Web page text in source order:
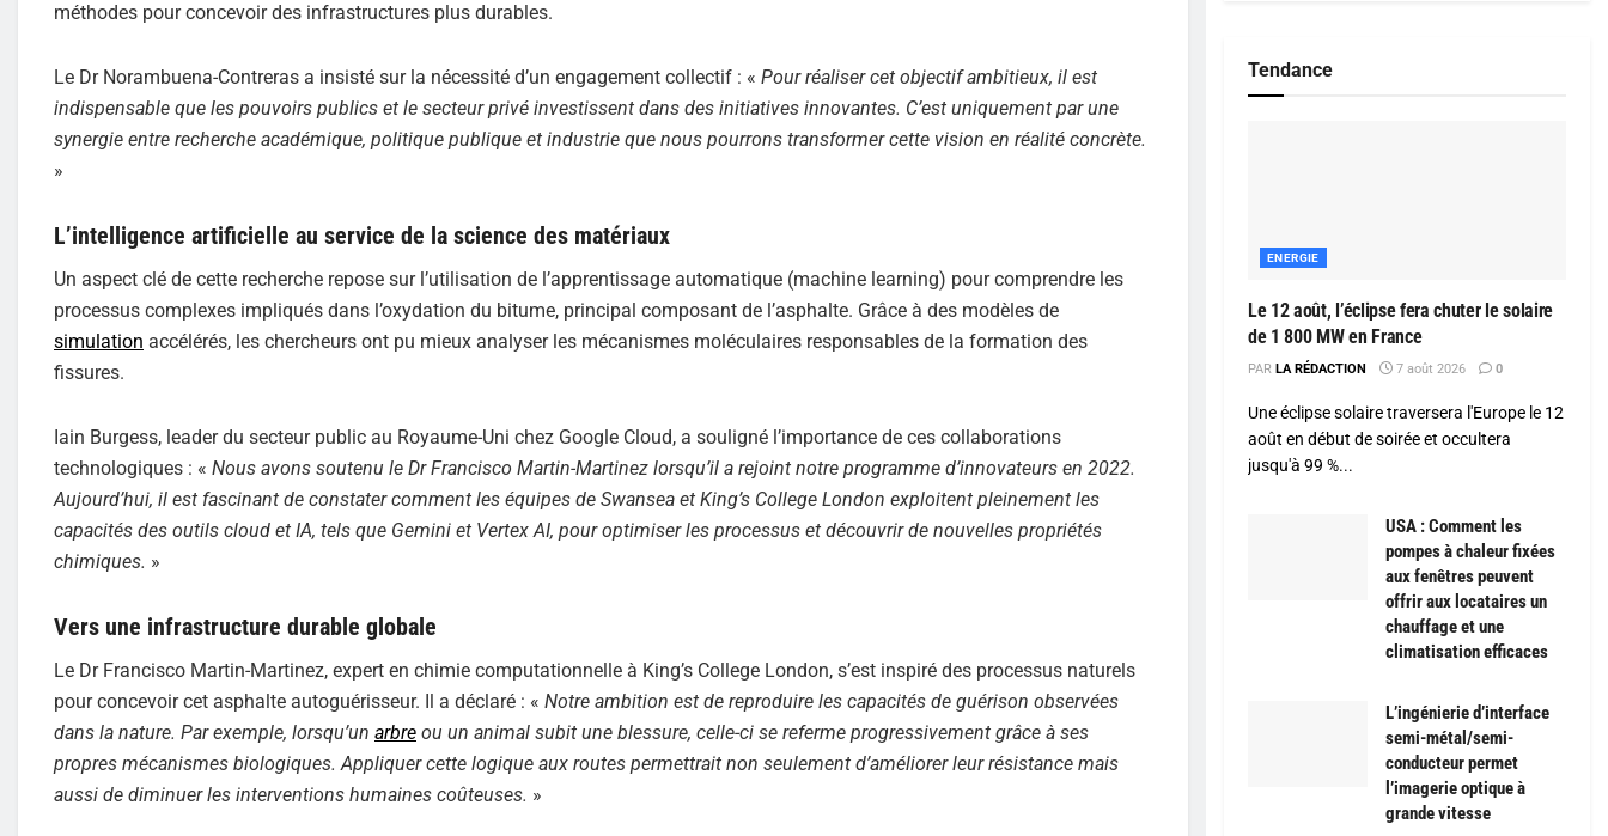
méthodes pour concevoir des infrastructures plus durables.
Le Dr Norambuena-Contreras a insisté sur la nécessité d’un engagement collectif : « Pour réaliser cet objectif ambitieux, il est
indispensable que les pouvoirs publics et le secteur privé investissent dans des initiatives innovantes. C’est uniquement par une
synergie entre recherche académique, politique publique et industrie que nous pourrons transformer cette vision en réalité concrète.
»
L’intelligence artificielle au service de la science des matériaux
Un aspect clé de cette recherche repose sur l’utilisation de l’apprentissage automatique (machine learning) pour comprendre les
processus complexes impliqués dans l’oxydation du bitume, principal composant de l’asphalte. Grâce à des modèles de
simulation accélérés, les chercheurs ont pu mieux analyser les mécanismes moléculaires responsables de la formation des
fissures.
Iain Burgess, leader du secteur public au Royaume-Uni chez Google Cloud, a souligné l’importance de ces collaborations
technologiques : « Nous avons soutenu le Dr Francisco Martin-Martinez lorsqu’il a rejoint notre programme d’innovateurs en 2022.
Aujourd’hui, il est fascinant de constater comment les équipes de Swansea et King’s College London exploitent pleinement les
capacités des outils cloud et IA, tels que Gemini et Vertex AI, pour optimiser les processus et découvrir de nouvelles propriétés
chimiques. »
Vers une infrastructure durable globale
Le Dr Francisco Martin-Martinez, expert en chimie computationnelle à King’s College London, s’est inspiré des processus naturels
pour concevoir cet asphalte autoguérisseur. Il a déclaré : « Notre ambition est de reproduire les capacités de guérison observées
dans la nature. Par exemple, lorsqu’un arbre ou un animal subit une blessure, celle-ci se referme progressivement grâce à ses
propres mécanismes biologiques. Appliquer cette logique aux routes permettrait non seulement d’améliorer leur résistance mais
aussi de diminuer les interventions humaines coûteuses. »
Tendance
ENERGIE
Le 12 août, l’éclipse fera chuter le solaire
de 1 800 MW en France
PAR LA RÉDACTION 7 août 2026 0
Une éclipse solaire traversera l'Europe le 12
août en début de soirée et occultera
jusqu'à 99 %...
USA : Comment les
pompes à chaleur fixées
aux fenêtres peuvent
offrir aux locataires un
chauffage et une
climatisation efficaces
L’ingénierie d’interface
semi-métal/semi-
conducteur permet
l’imagerie optique à
grande vitesse